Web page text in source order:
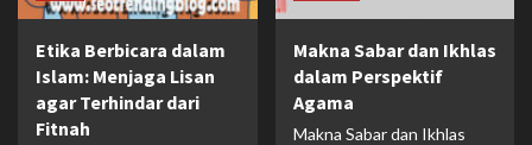
Etika Berbicara dalam
Islam: Menjaga Lisan
agar Terhindar dari
Fitnah
Makna Sabar dan Ikhlas
dalam Perspektif
Agama
Makna Sabar dan Ikhlas